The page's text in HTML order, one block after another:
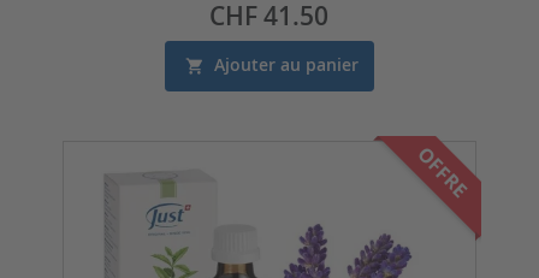
CHF 41.50
Ajouter au panier
OFFRE